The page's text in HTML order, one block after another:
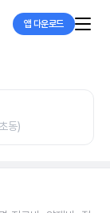
앱 다운로드
동)